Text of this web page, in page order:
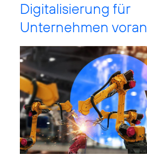
Digitalisierung für
Unternehmen voran